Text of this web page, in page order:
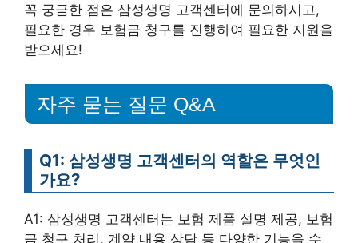
꼭 궁금한 점은 삼성생명 고객센터에 문의하시고,
필요한 경우 보험금 청구를 진행하여 필요한 지원을
받으세요!
자주 묻는 질문 Q&A
Q1: 삼성생명 고객센터의 역할은 무엇인
가요?
A1: 삼성생명 고객센터는 보험 제품 설명 제공, 보험
금 청구 처리, 계약 내용 상담 등 다양한 기능을 수